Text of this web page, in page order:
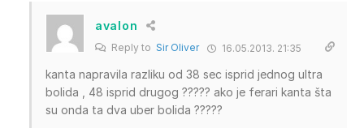
avalon
Reply to Sir Oliver 16.05.2013. 21:35
kanta napravila razliku od 38 sec isprid jednog ultra
bolida , 48 isprid drugog ????? ako je ferari kanta šta
su onda ta dva uber bolida ?????